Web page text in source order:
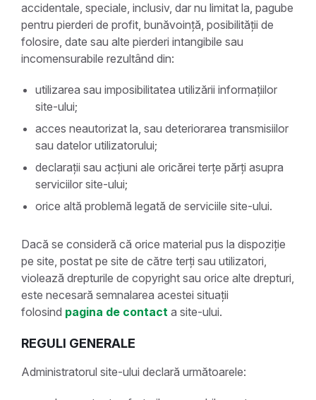
accidentale, speciale, inclusiv, dar nu limitat la, pagube
pentru pierderi de profit, bunăvoință, posibilității de
folosire, date sau alte pierderi intangibile sau
incomensurabile rezultând din:
utilizarea sau imposibilitatea utilizării informațiilor
site-ului;
acces neautorizat la, sau deteriorarea transmisiilor
sau datelor utilizatorului;
declarații sau acțiuni ale oricărei terțe părți asupra
serviciilor site-ului;
orice altă problemă legată de serviciile site-ului.
Dacă se consideră că orice material pus la dispoziție
pe site, postat pe site de către terți sau utilizatori,
violează drepturile de copyright sau orice alte drepturi,
este necesară semnalarea acestei situații
folosind pagina de contact a site-ului.
REGULI GENERALE
Administratorul site-ului declară următoarele: